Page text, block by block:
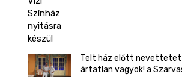
Telt ház előtt
ártatlan vagyok! a